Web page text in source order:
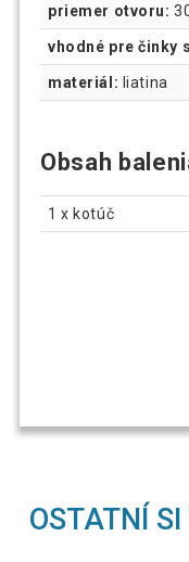
priemer otvoru:
vhodné pre činky
materiál: liatina
Obsah
1 x kotúč
OSTATNÍ